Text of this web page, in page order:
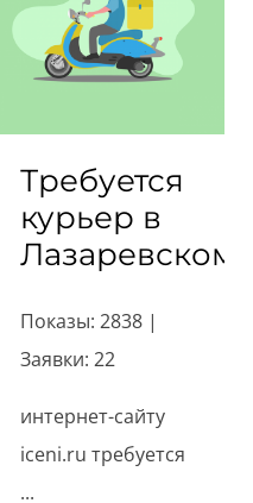
Требуется
курьер в
Лазаревском
Показы: 2838 |
Заявки: 22
интернет-сайту
iceni.ru требуется
...